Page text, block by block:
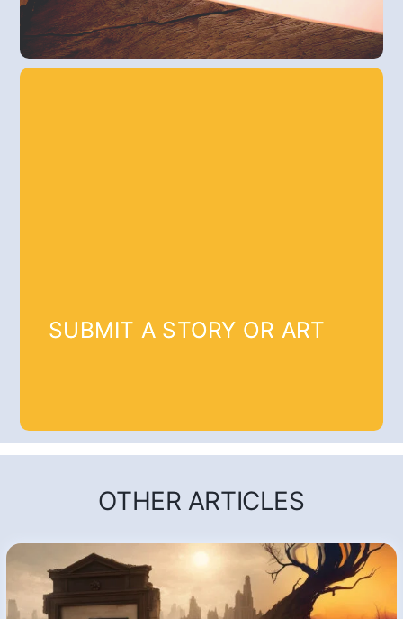
SUBMIT A STORY OR ART
OTHER ARTICLES